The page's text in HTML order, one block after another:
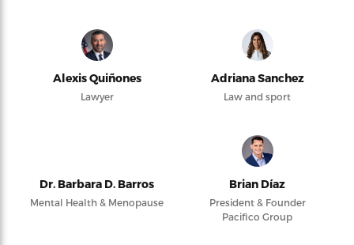
Alexis Quiñones
Lawyer
Adriana Sanchez
Law and sport
Dr. Barbara D. Barros
Mental Health & Menopause
Brian Díaz
President & Founder
Pacifico Group